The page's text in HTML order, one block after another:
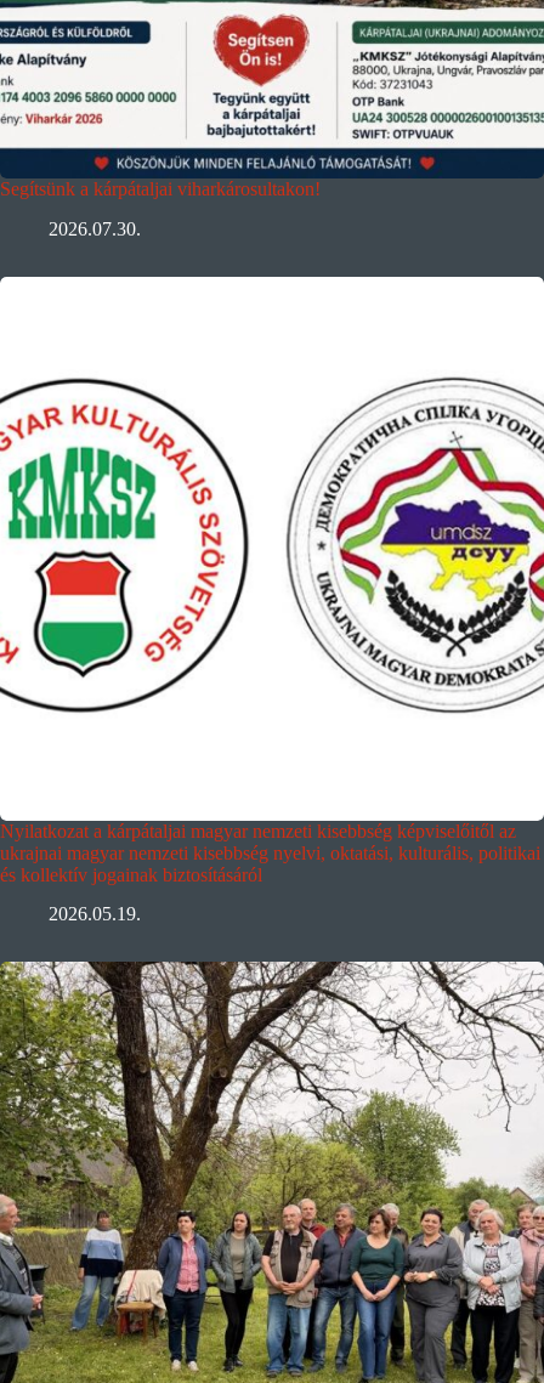
Segítsünk a kárpátaljai viharkárosultakon!
2026.07.30.
Nyilatkozat a kárpátaljai magyar nemzeti kisebbség képviselőitől az
ukrajnai magyar nemzeti kisebbség nyelvi, oktatási, kulturális, politikai
és kollektív jogainak biztosításáról
2026.05.19.